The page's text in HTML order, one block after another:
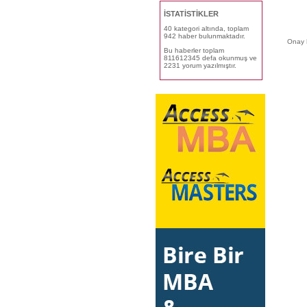
İSTATİSTİKLER
40 kategori altında, toplam
942 haber bulunmaktadır.
Bu haberler toplam
811612345 defa okunmuş ve
2231 yorum yazılmıştır.
Onay